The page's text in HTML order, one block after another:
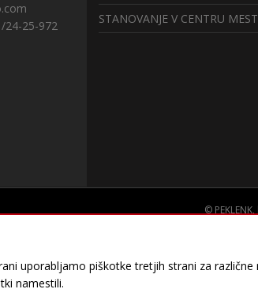
24-25-972
STANOVANJE V CENTRU
©
piškotke za spremljanje obiskanosti s ciljem
uporabljamo piškotke tretjih strani za različne
namestili.